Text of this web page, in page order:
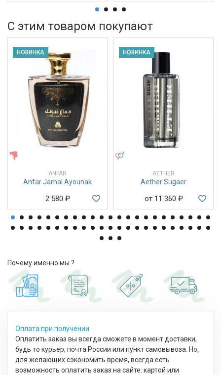
С этим товаром покупают
НОВИНКА
ANFAR
Anfar Jamal Ayounak
2 580 ₽
НОВИНКА
AETHER
Aether Sugaer
от 11 360 ₽
Почему именно мы ?
Оплата при получении
Оплатить заказ вы всегда сможете в момент доставки,
будь то курьер, почта России или пункт самовывоза. Но,
для желающих сэкономить время, всегда есть
возможность оплатить заказ на сайте: картой или